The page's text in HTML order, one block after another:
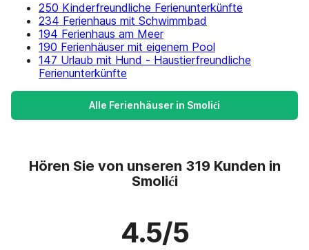
250 Kinderfreundliche Ferienunterkünfte
234 Ferienhaus mit Schwimmbad
194 Ferienhaus am Meer
190 Ferienhäuser mit eigenem Pool
147 Urlaub mit Hund - Haustierfreundliche
Ferienunterkünfte
Alle Ferienhäuser in Smolići
Hören Sie von unseren 319 Kunden in
Smolići
4.5/5